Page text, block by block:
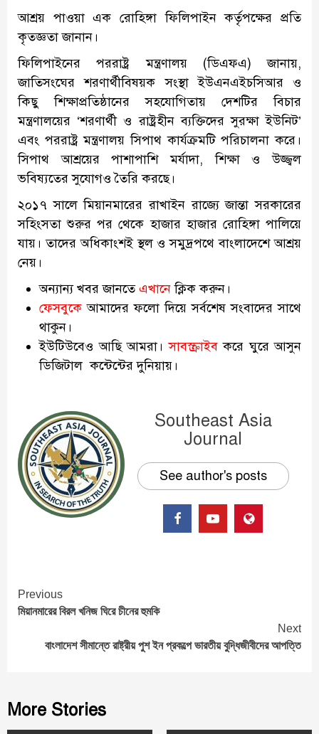
আশ্রয় পাওয়া এক রোহিঙ্গা ফিলিপাইন কর্তৃপক্ষের প্রতি
কৃতজ্ঞতা জানান।
ফিলিপাইনের পররাষ্ট্র মন্ত্রণালয় (ডিএফএ) জানায়,
জাতিসংঘের শরণার্থীবিষয়ক সংস্থা ইউএনএইচসিআর ও
কিছু শিক্ষাপ্রতিষ্ঠানের সহযোগিতায় দেশটির বিচার
মন্ত্রণালয়ের ‘শরণার্থী ও রাষ্ট্রহীন ব্যক্তিদের সুরক্ষা ইউনিট’
এবং পররাষ্ট্র মন্ত্রণালয় সিপাথ কার্যক্রমটি পরিচালনা করে।
সিপাথ আশ্রয়ের পাশাপাশি মর্যাদা, শিক্ষা ও উজ্জ্বল
ভবিষ্যতের সুযোগও তৈরি করছে।
২০১৭ সালে মিয়ানমারের রাখাইন রাজ্যে জান্তা সরকারের
সহিংসতা শুরুর পর থেকে হাজার হাজার রোহিঙ্গা পালিয়ে
যায়। তাদের অধিকাংশই স্থল ও সমুদ্রপথে বাংলাদেশে আশ্রয়
নেয়।
অন্যান্য খবর জানতে এখানে ক্লিক করুন।
ফেসবুকে আমাদের ফলো দিয়ে সর্বশেষ সংবাদের সাথে
থাকুন।
ইউটিউবেও আছি আমরা। সাবস্ক্রাইব করে ঘুরে আসুন
ডিজিটাল কন্টেন্টের দুনিয়ায়।
Southeast Asia
Journal
See author's posts
Continue
Reading
Previous
মিয়ানমারের বিরল খনিজ ঘিরে চীনের হুমকি
Next
বাংলাদেশ সীমান্তে রাষ্ট্রীয় পুশ ইন প্রকল্পে ভারতীয় বুদ্ধিজীবীদের আপত্তি
More Stories